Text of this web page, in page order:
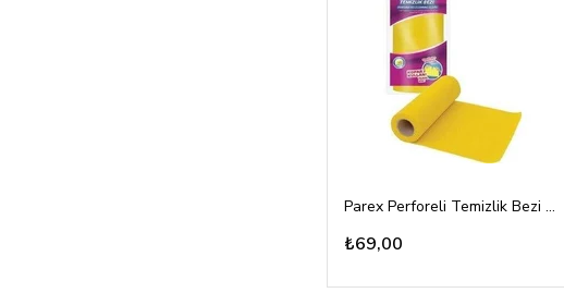
Parex Perforeli Temizlik Bezi 2,25mt
₺69,00